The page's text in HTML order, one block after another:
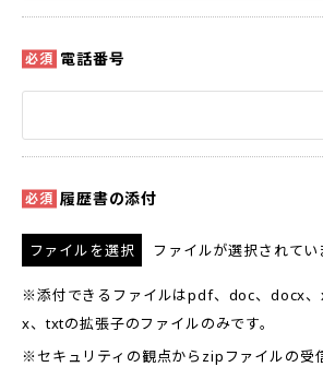
電話番号
履歴書の添付
ファイルが選択されてい
※添付できるファイルはpdf、doc、docx
x、txtの拡張子のファイルのみです。
※セキュリティの観点からzipファイルの受